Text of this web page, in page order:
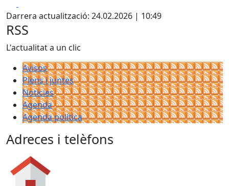
Darrera actualització: 24.02.2026 | 10:49
RSS
L'actualitat a un clic
Avisos
Plens i juntes
Noticies
Agenda
Agenda política
Adreces i telèfons